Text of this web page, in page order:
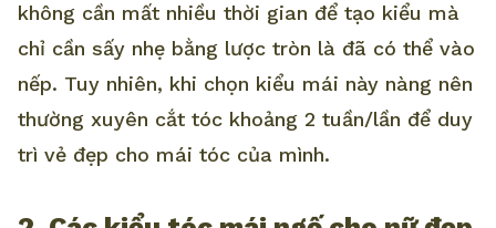
không cần mất nhiều thời gian để tạo kiểu mà
chỉ cần sấy nhẹ bằng lược tròn là đã có thể vào
nếp. Tuy nhiên, khi chọn kiểu mái này nàng nên
thường xuyên cắt tóc khoảng 2 tuần/lần để duy
trì vẻ đẹp cho mái tóc của mình.